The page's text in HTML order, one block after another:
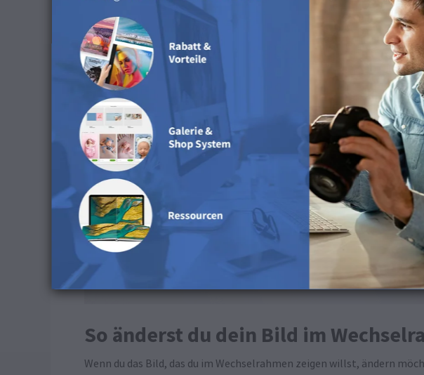
So änderst du dein Bild im
Wenn du das Bild, das du im Wechselrahmen zeigen willst, ändern